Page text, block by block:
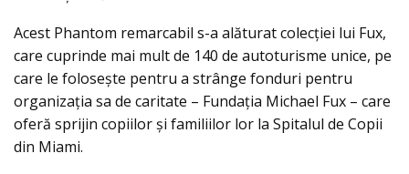
Acest Phantom remarcabil s-a alăturat colecției lui Fux,
care cuprinde mai mult de 140 de autoturisme unice, pe
care le folosește pentru a strânge fonduri pentru
organizația sa de caritate – Fundația Michael Fux – care
oferă sprijin copiilor și familiilor lor la Spitalul de Copii
din Miami.